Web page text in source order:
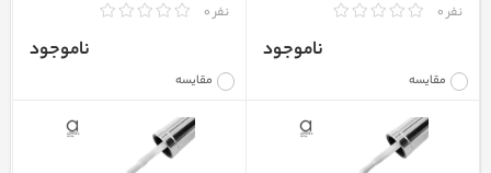
نفر 0
مقایسه
ناموجود
نفر 0
مقایسه
ناموجود